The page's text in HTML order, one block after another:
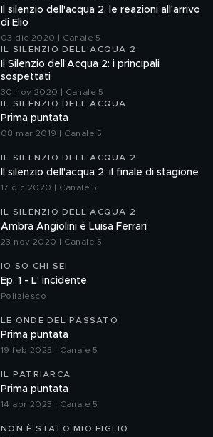
Il silenzio dell'acqua 2, le reazioni all'arrivo
di Elio
03 dic 2020 | Canale 5
IL SILENZIO DELL'ACQUA 2
Il Silenzio dell'Acqua 2: i principali
sospettati
30 nov 2020 | Canale 5
IL SILENZIO DELL'ACQUA
Prima puntata
08 mar 2019 | Canale 5
IL SILENZIO DELL'ACQUA 2
Il silenzio dell'acqua 2: il finale di stagione
17 dic 2020 | Canale 5
IL SILENZIO DELL'ACQUA 2
Ambra Angiolini è Luisa Ferrari
23 nov 2020 | Canale 5
IO SO CHI SEI
Ep. 1 - L' incidente
Poliziesco
LE ONDE DEL PASSATO
Prima puntata
19 feb 2025 | Canale 5
IL PATRIARCA
Prima puntata
14 apr 2023 | Canale 5
NON È STATO MIO FIGLIO